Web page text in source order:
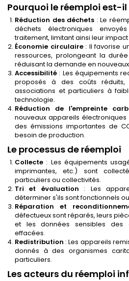
Pourquoi le réemploi est-il
Réduction des déchets : Le
déchets électroniques
traitement, limitant ainsi leur
Économie circulaire: Il favorise
ressources, prolongeant la
réduisant la demande en
Accessibilité : Les équipements
proposés à des coûts réduits,
associations et particuliers à
technologie.
Réduction de l'empreinte
nouveaux appareils
des émissions importantes de
besoin de production.
Le processus de réemploi
Collecte : Les équipements
imprimantes, etc.) sont
particuliers ou collectivités.
Tri et évaluation : Les
déterminer s'ils sont fonctionnels
Réparation et
défectueux sont réparés, leurs
et les données sensibles des
effacées.
Redistribution : Les appareils
donnés à des organismes
particuliers.
Les acteurs du réemploi